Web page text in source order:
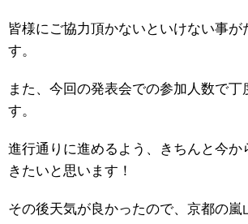
皆様にご協力頂かないといけない事が
す。
また、今回の発表会での参加人数で丁
す。
進行通りに進めるよう、きちんと今か
きたいと思います！
その後天気が良かったので、京都の嵐